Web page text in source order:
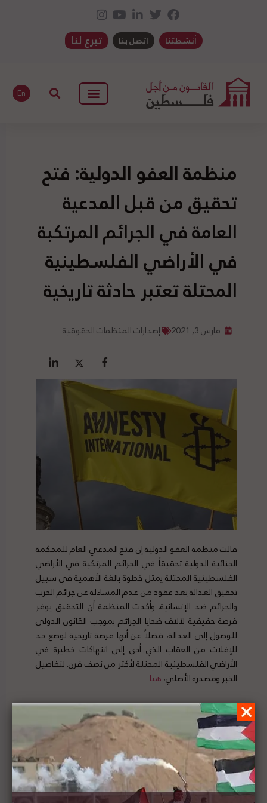
أنشطتنا اتصل بنا تبرع لنا
En
منظمة العفو الدولية: فتح
تحقيق من قبل المدعية
العامة في الجرائم المرتكبة
في الأراضي الفلسطينية
المحتلة تعتبر حادثة تاريخية
مارس 3, 2021 إصدارات المنظمات الحقوقية
قالت منظمة العفو الدولية إن فتح المدعي العام للمحكمة
الجنائية الدولية تحقيقاً في الجرائم المرتكبة في الأراضي
الفلسطينية المحتلة يمثل خطوة بالغة الأهمية في سبيل
تحقيق العدالة بعد عقود من عدم المساءلة عن جرائم الحرب
والجرائم ضد الإنسانية. وأكدت المنظمة أن التحقيق يوفر
فرصة حقيقية لآلاف ضحايا الجرائم بموجب القانون الدولي
للوصول إلى العدالة، فضلاً عن أنها فرصة تاريخية لوضع حد
للإفلات من العقاب الذي أدى إلى انتهاكات خطيرة في
الأراضي الفلسطينية المحتلة لأكثر من نصف قرن. لتفاصيل
الخبر ومصدره الأصلي،هنا
الخارجية الفلسطينية تدين اعتداء المستوطنين على
الكنيسة الرومانية في القدس وتطالب بتوفير الحماية
للمقدسات الدينية